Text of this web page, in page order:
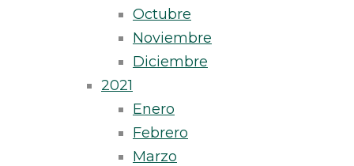
Octubre
Noviembre
Diciembre
2021
Enero
Febrero
Marzo